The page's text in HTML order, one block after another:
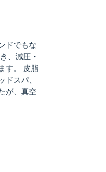
ドでもな
、減圧・
す。 皮脂
ドスパ、
が、真空